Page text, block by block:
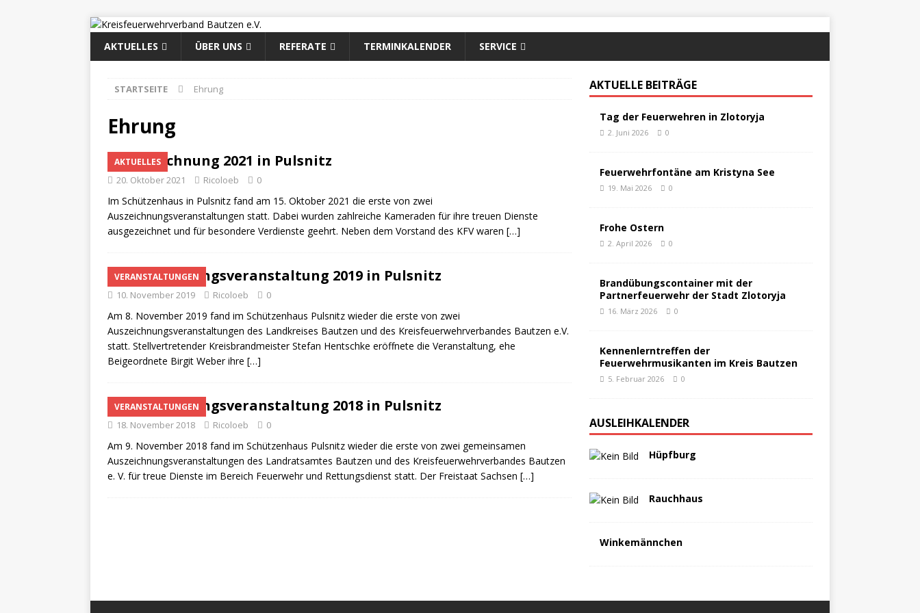
AKTUELLES ÜBER UNS REFERATE TERMINKALENDER SERVICE
STARTSEITE Ehrung
Ehrung
AKTUELLES
Auszeichnung 2021 in Pulsnitz
20. Oktober 2021 Ricoloeb 0
Im Schützenhaus in Pulsnitz fand am 15. Oktober 2021 die erste von zwei
Auszeichnungsveranstaltungen statt. Dabei wurden zahlreiche Kameraden für ihre treuen Dienste
ausgezeichnet und für besondere Verdienste geehrt. Neben dem Vorstand des KFV waren […]
VERANSTALTUNGEN
Auszeichnungsveranstaltung 2019 in Pulsnitz
10. November 2019 Ricoloeb 0
Am 8. November 2019 fand im Schützenhaus Pulsnitz wieder die erste von zwei
Auszeichnungsveranstaltungen des Landkreises Bautzen und des Kreisfeuerwehrverbandes Bautzen e.V.
statt. Stellvertretender Kreisbrandmeister Stefan Hentschke eröffnete die Veranstaltung, ehe
Beigeordnete Birgit Weber ihre […]
VERANSTALTUNGEN
Auszeichnungsveranstaltung 2018 in Pulsnitz
18. November 2018 Ricoloeb 0
Am 9. November 2018 fand im Schützenhaus Pulsnitz wieder die erste von zwei gemeinsamen
Auszeichnungsveranstaltungen des Landratsamtes Bautzen und des Kreisfeuerwehrverbandes Bautzen
e. V. für treue Dienste im Bereich Feuerwehr und Rettungsdienst statt. Der Freistaat Sachsen […]
AKTUELLE BEITRÄGE
Tag der Feuerwehren in Zlotoryja
2. Juni 2026 0
Feuerwehrfontäne am Kristyna See
19. Mai 2026 0
Frohe Ostern
2. April 2026 0
Brandübungscontainer mit der
Partnerfeuerwehr der Stadt Zlotoryja
16. März 2026 0
Kennenlerntreffen der
Feuerwehrmusikanten im Kreis Bautzen
5. Februar 2026 0
AUSLEIHKALENDER
Hüpfburg
Rauchhaus
Winkemännchen